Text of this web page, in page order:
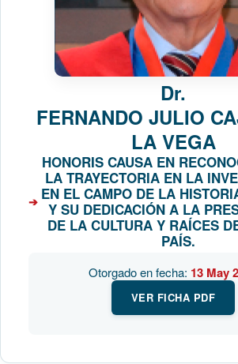
Dr.
FERNANDO JULIO
LA VEGA
HONORIS CAUSA EN
LA TRAYECTORIA EN LA
EN EL CAMPO DE LA
Y SU DEDICACIÓN A LA
DE LA CULTURA Y RAÍCES
PAÍS.
Otorgado en fecha: 13 May
VER FICHA PDF